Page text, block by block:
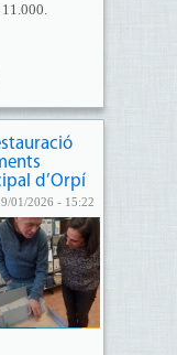
11.000.
d’Orpí
01/2026 - 15:22